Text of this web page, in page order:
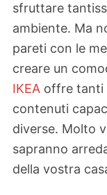
sfruttare
ambiente. Ma
pareti con le
creare un
IKEA offre tanti
contenuti
diverse. Molto
sapranno
della vostra